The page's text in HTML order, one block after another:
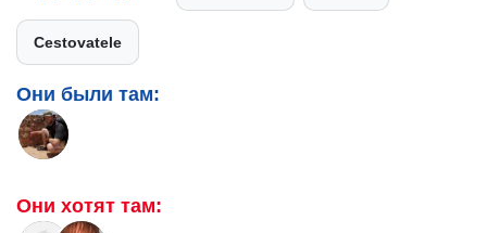
Cestovatele
Они были там:
Они хотят там: